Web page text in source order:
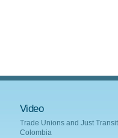
Video
Trade Unions and Just
Colombia